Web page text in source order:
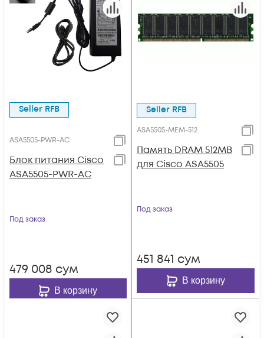
Seller RFB
ASA5505-PWR-AC
Блок питания Cisco
ASA5505-PWR-AC
Под заказ
479 008 сум
В корзину
Seller RFB
ASA5505-MEM-512
Память DRAM 512MB
для Cisco ASA5505
Под заказ
451 841 сум
В корзину